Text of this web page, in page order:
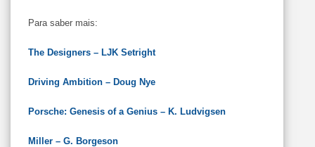
Para saber mais:
The Designers – LJK Setright
Driving Ambition – Doug Nye
Porsche: Genesis of a Genius – K. Ludvigsen
Miller – G. Borgeson